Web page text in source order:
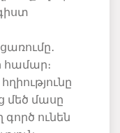
․
համար։
հղիությունը
մեծ մասը
գործ ունեն